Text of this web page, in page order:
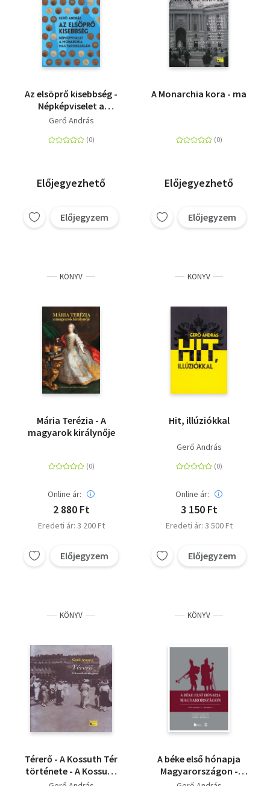
Az elsöprő kisebbség -
Népképviselet a
Monarchia
Gerő András
Előjegyezhető
Előjegyzem
A Monarchia kora - ma
Előjegyezhető
Előjegyzem
KÖNYV
Mária Terézia - A
magyarok királynője
Online ár:
2 880 Ft
Eredeti ár: 3 200 Ft
Előjegyzem
KÖNYV
Hit, illúziókkal
Gerő András
Online ár:
3 150 Ft
Eredeti ár: 3 500 Ft
Előjegyzem
KÖNYV
Térerő - A Kossuth Tér
története - A Kossuth
tér története
KÖNYV
A béke első hónapja
Magyarországon -
1918. november 3. -